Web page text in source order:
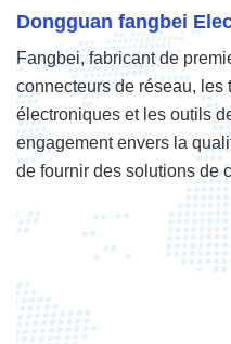
Dongguan fangbei
Fangbei, fabricant de
connecteurs de réseau, les
électroniques et les outils
engagement envers la
de fournir des solutions de